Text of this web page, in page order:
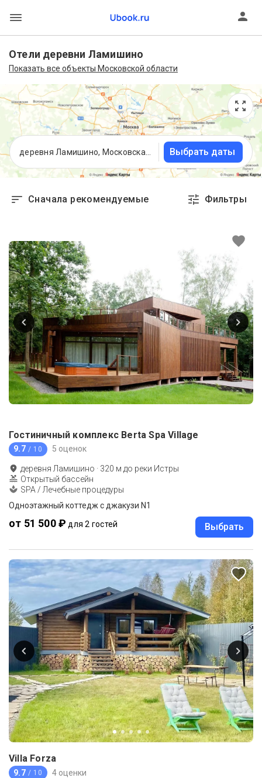
Отели деревни Ламишино
Показать все объекты Московской области
Выбрать даты
Сначала рекомендуемые Фильтры
Гостиничный комплекс Berta Spa Village
9.7 / 10 5 оценок
деревня Ламишино · 320 м до реки Истры
Открытый бассейн
SPA / Лечебные процедуры
Одноэтажный коттедж с джакузи N1
от 51 500 ₽ для 2 гостей Выбрать
Villa Forza
9.7 / 10 4 оценки